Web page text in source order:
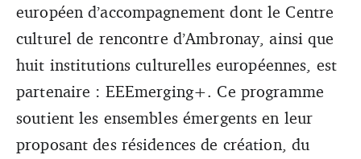
européen d’accompagnement dont le Centre
culturel de rencontre d’Ambronay, ainsi que
huit institutions culturelles européennes, est
partenaire : EEEmerging+. Ce programme
soutient les ensembles émergents en leur
proposant des résidences de création, du